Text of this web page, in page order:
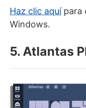
Haz clic aquípara
Windows.
5. Atlantas